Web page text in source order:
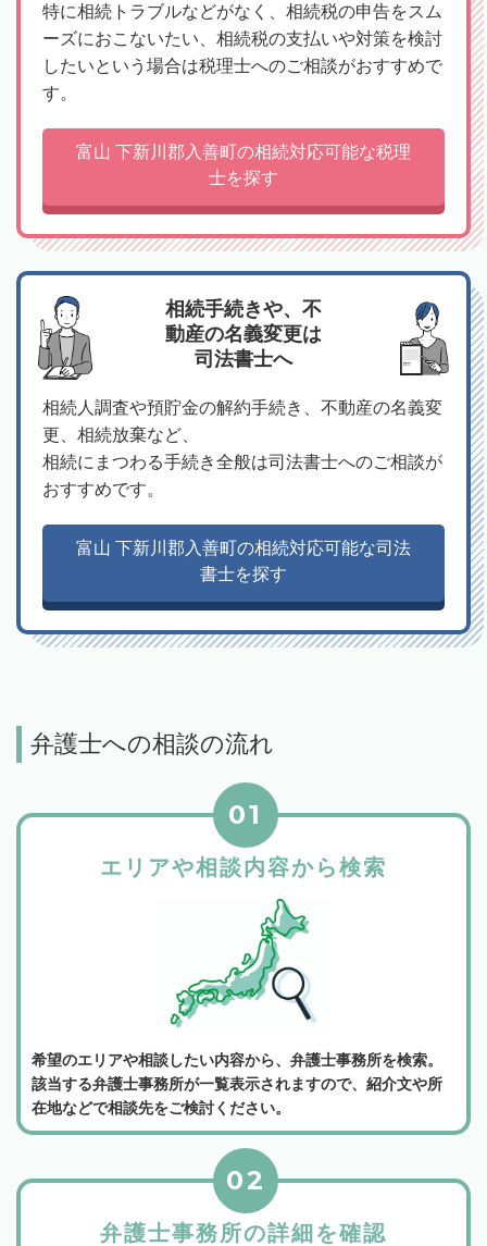
特に相続トラブルなどがなく、相続税の申告をスム
ーズにおこないたい、相続税の支払いや対策を検討
したいという場合は税理士へのご相談がおすすめで
す。
富山 下新川郡入善町の相続対応可能な税理
士を探す
相続手続きや、不
動産の名義変更は
司法書士へ
相続人調査や預貯金の解約手続き、不動産の名義変
更、相続放棄など、
相続にまつわる手続き全般は司法書士へのご相談が
おすすめです。
富山 下新川郡入善町の相続対応可能な司法
書士を探す
弁護士への相談の流れ
エリアや相談内容から検索
01
希望のエリアや相談したい内容から、弁護士事務所を検索。
該当する弁護士事務所が一覧表示されますので、紹介文や所
在地などで相談先をご検討ください。
弁護士事務所の詳細を確認
02